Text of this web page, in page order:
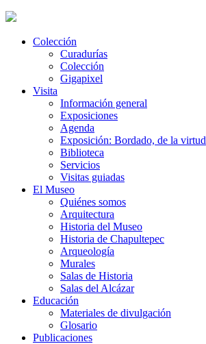
Colección
Curadurías
Colección
Gigapixel
Visita
Información general
Exposiciones
Agenda
Exposición: Bordado, de la virtud
Biblioteca
Servicios
Visitas guiadas
El Museo
Quiénes somos
Arquitectura
Historia del Museo
Historia de Chapultepec
Arqueología
Murales
Salas de Historia
Salas del Alcázar
Educación
Materiales de divulgación
Glosario
Publicaciones